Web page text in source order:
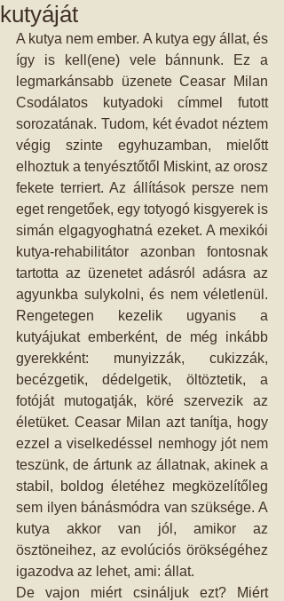
kutyáját
A kutya nem ember. A kutya egy állat, és
így is kell(ene) vele bánnunk. Ez a
legmarkánsabb üzenete Ceasar Milan
Csodálatos kutyadoki címmel futott
sorozatának. Tudom, két évadot néztem
végig szinte egyhuzamban, mielőtt
elhoztuk a tenyésztőtől Miskint, az orosz
fekete terriert. Az állítások persze nem
eget rengetőek, egy totyogó kisgyerek is
simán elgagyoghatná ezeket. A mexikói
kutya-rehabilitátor azonban fontosnak
tartotta az üzenetet adásról adásra az
agyunkba sulykolni, és nem véletlenül.
Rengetegen kezelik ugyanis a
kutyájukat emberként, de még inkább
gyerekként: munyizzák, cukizzák,
becézgetik, dédelgetik, öltöztetik, a
fotóját mutogatják, köré szervezik az
életüket. Ceasar Milan azt tanítja, hogy
ezzel a viselkedéssel nemhogy jót nem
teszünk, de ártunk az állatnak, akinek a
stabil, boldog életéhez megközelítőleg
sem ilyen bánásmódra van szüksége. A
kutya akkor van jól, amikor az
ösztöneihez, az evolúciós örökségéhez
igazodva az lehet, ami: állat.
De vajon miért csináljuk ezt? Miért